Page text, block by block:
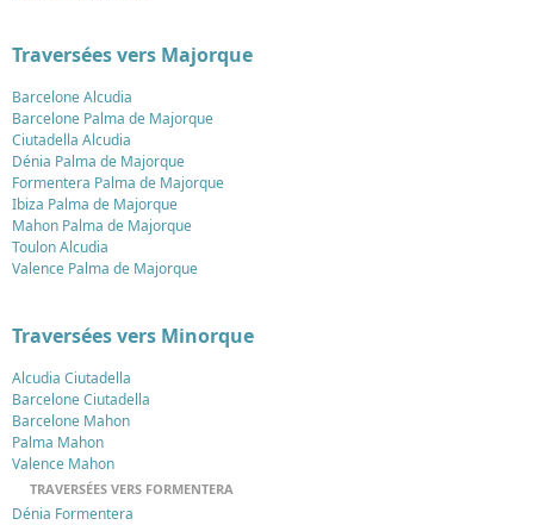
Traversées vers Majorque
Barcelone Alcudia
Barcelone Palma de Majorque
Ciutadella Alcudia
Dénia Palma de Majorque
Formentera Palma de Majorque
Ibiza Palma de Majorque
Mahon Palma de Majorque
Toulon Alcudia
Valence Palma de Majorque
Traversées vers Minorque
Alcudia Ciutadella
Barcelone Ciutadella
Barcelone Mahon
Palma Mahon
Valence Mahon
TRAVERSÉES VERS FORMENTERA
Dénia Formentera